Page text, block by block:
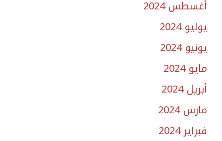
أغسطس 2024
يوليو 2024
يونيو 2024
مايو 2024
أبريل 2024
مارس 2024
فبراير 2024